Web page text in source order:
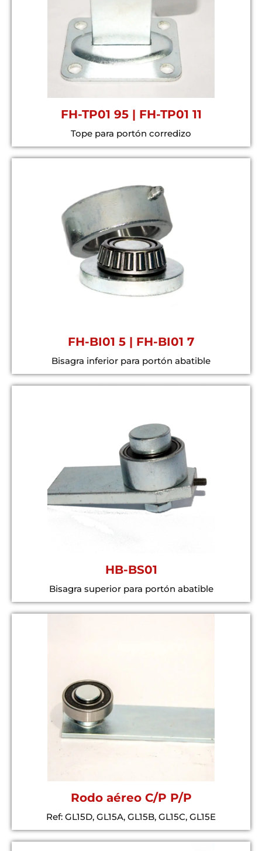
FH-TP01 95 | FH-TP01 11
Tope para portón corredizo
FH-BI01 5 | FH-BI01 7
Bisagra inferior para portón abatible
HB-BS01
Bisagra superior para portón abatible
Rodo aéreo C/P P/P
Ref: GL15D, GL15A, GL15B, GL15C, GL15E